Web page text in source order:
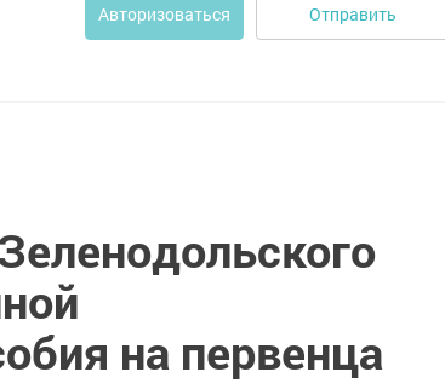
Авторизоваться Отправить
на первенца